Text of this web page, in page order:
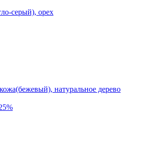
серый), орех
натуральное дерево